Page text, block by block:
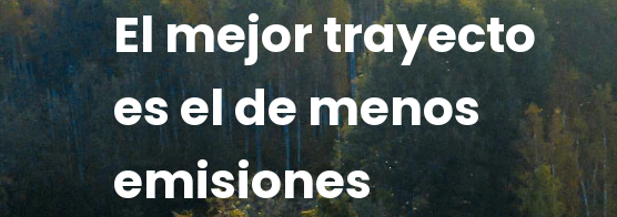
El mejor trayecto
es el de menos
emisiones